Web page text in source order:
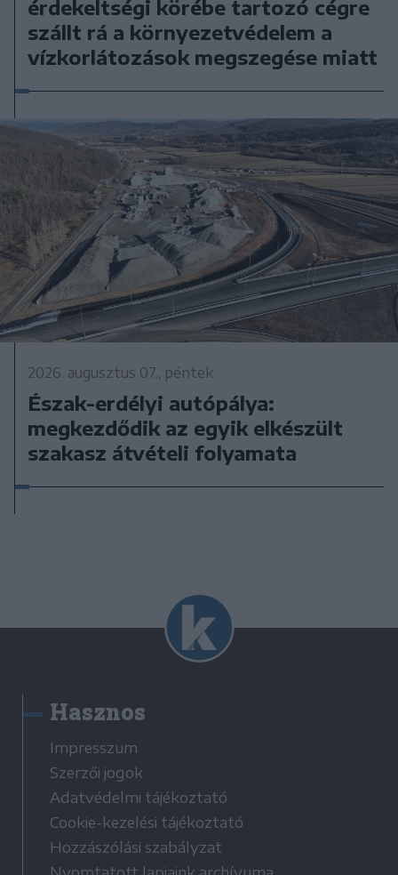
érdekeltségi körébe tartozó cégre
szállt rá a környezetvédelem a
vízkorlátozások megszegése miatt
2026. augusztus 07., péntek
Észak-erdélyi autópálya:
megkezdődik az egyik elkészült
szakasz átvételi folyamata
Hasznos
Impresszum
Szerzői jogok
Adatvédelmi tájékoztató
Cookie-kezelési tájékoztató
Hozzászólási szabályzat